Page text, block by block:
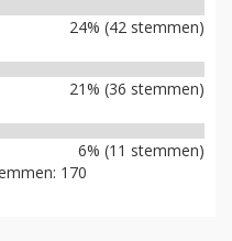
24% (42 stemmen)
21% (36 stemmen)
6% (11 stemmen)
170